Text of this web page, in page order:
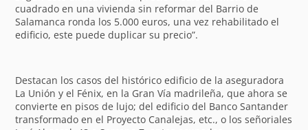
cuadrado en una vivienda sin reformar del Barrio de
Salamanca ronda los 5.000 euros, una vez rehabilitado el
edificio, este puede duplicar su precio”.
Destacan los casos del histórico edificio de la aseguradora
La Unión y el Fénix, en la Gran Vía madrileña, que ahora se
convierte en pisos de lujo; del edificio del Banco Santander
transformado en el Proyecto Canalejas, etc., o los señoriales